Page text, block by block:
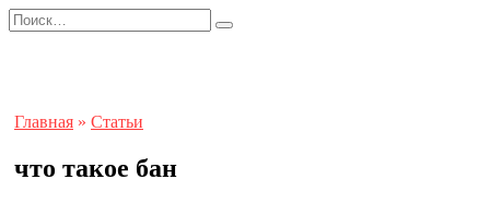
Перейти
к
Search
for:
Главная » Статьи
что такое бан